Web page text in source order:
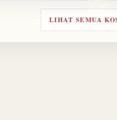
LIHAT SEMUA